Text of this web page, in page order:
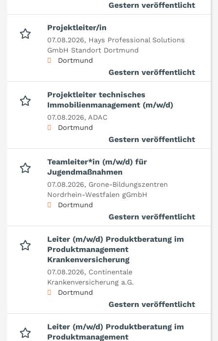
Gestern veröffentlicht
Projektleiter/in
07.08.2026, Hays Professional Solutions
GmbH Standort Dortmund
Dortmund
Gestern veröffentlicht
Projektleiter technisches
Immobilienmanagement (m/w/d)
07.08.2026, ADAC
Dortmund
Gestern veröffentlicht
Teamleiter*in (m/w/d) für
Jugendmaßnahmen
07.08.2026, Grone-Bildungszentren
Nordrhein-Westfalen gGmbH
Dortmund
Gestern veröffentlicht
Leiter (m/w/d) Produktberatung im
Produktmanagement
Krankenversicherung
07.08.2026, Continentale
Krankenversicherung a.G.
Dortmund
Gestern veröffentlicht
Leiter (m/w/d) Produktberatung im
Produktmanagement